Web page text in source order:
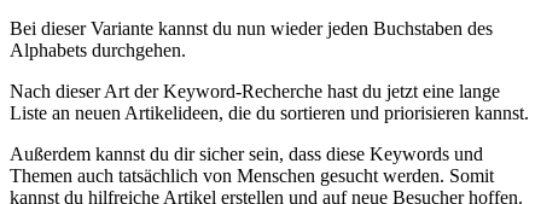
Bei dieser Variante kannst du nun wieder jeden Buchstaben des
Alphabets durchgehen.
Nach dieser Art der Keyword-Recherche hast du jetzt eine lange
Liste an neuen Artikelideen, die du sortieren und priorisieren kannst.
Außerdem kannst du dir sicher sein, dass diese Keywords und
Themen auch tatsächlich von Menschen gesucht werden. Somit
kannst du hilfreiche Artikel erstellen und auf neue Besucher hoffen.